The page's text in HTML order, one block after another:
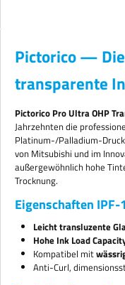
Pictorico —
transparente
Pictorico Pro Ultra OHP
Jahrzehnten die
Platinum-/Palladium-
von Mitsubishi und im
außergewöhnlich hohe
Trocknung.
Eigenschaften IPF-
Leicht transluzente
Hohe Ink Load
Kompatibel mit
Anti-Curl,